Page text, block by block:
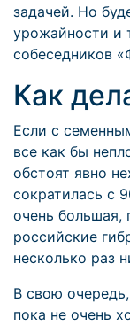
задачей. Но
урожайности и
собеседников
Как
Если с
все как бы
обстоят явно
сократилась с
очень большая,
российские
несколько раз
В свою
пока не очень